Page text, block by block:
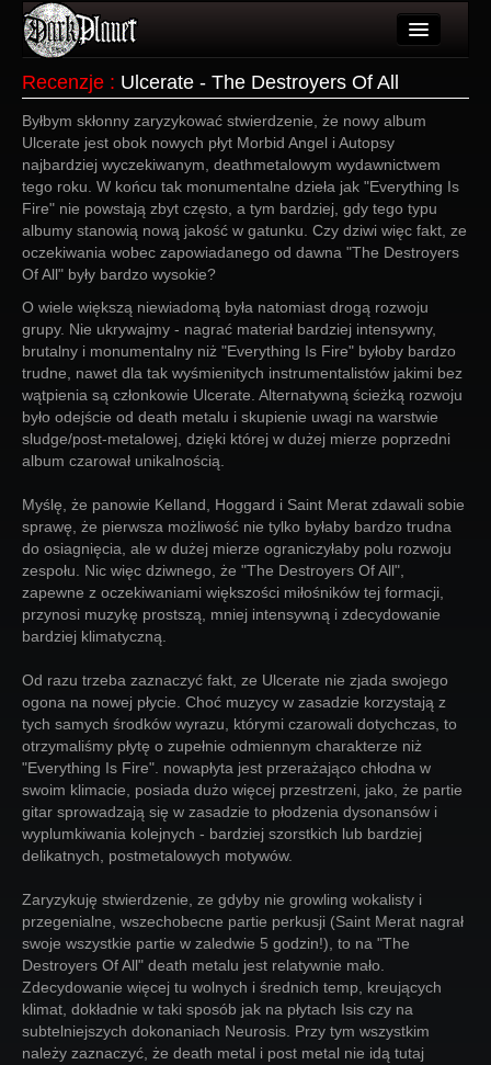
Wydarzenia
Galeria
Forum
Więcej
Login
Recenzje : Ulcerate - The Destroyers Of All
Byłbym skłonny zaryzykować stwierdzenie, że nowy album
Ulcerate jest obok nowych płyt Morbid Angel i Autopsy
najbardziej wyczekiwanym, deathmetalowym wydawnictwem
tego roku. W końcu tak monumentalne dzieła jak "Everything Is
Fire" nie powstają zbyt często, a tym bardziej, gdy tego typu
albumy stanowią nową jakość w gatunku. Czy dziwi więc fakt, ze
oczekiwania wobec zapowiadanego od dawna "The Destroyers
Of All" były bardzo wysokie?
O wiele większą niewiadomą była natomiast drogą rozwoju
grupy. Nie ukrywajmy - nagrać materiał bardziej intensywny,
brutalny i monumentalny niż "Everything Is Fire" byłoby bardzo
trudne, nawet dla tak wyśmienitych instrumentalistów jakimi bez
wątpienia są członkowie Ulcerate. Alternatywną ścieżką rozwoju
było odejście od death metalu i skupienie uwagi na warstwie
sludge/post-metalowej, dzięki której w dużej mierze poprzedni
album czarował unikalnością.
Myślę, że panowie Kelland, Hoggard i Saint Merat zdawali sobie
sprawę, że pierwsza możliwość nie tylko byłaby bardzo trudna
do osiagnięcia, ale w dużej mierze ograniczyłaby polu rozwoju
zespołu. Nic więc dziwnego, że "The Destroyers Of All",
zapewne z oczekiwaniami większości miłośników tej formacji,
przynosi muzykę prostszą, mniej intensywną i zdecydowanie
bardziej klimatyczną.
Od razu trzeba zaznaczyć fakt, ze Ulcerate nie zjada swojego
ogona na nowej płycie. Choć muzycy w zasadzie korzystają z
tych samych środków wyrazu, którymi czarowali dotychczas, to
otrzymaliśmy płytę o zupełnie odmiennym charakterze niż
"Everything Is Fire". nowapłyta jest przerażająco chłodna w
swoim klimacie, posiada dużo więcej przestrzeni, jako, że partie
gitar sprowadzają się w zasadzie to płodzenia dysonansów i
wyplumkiwania kolejnych - bardziej szorstkich lub bardziej
delikatnych, postmetalowych motywów.
Zaryzykuję stwierdzenie, ze gdyby nie growling wokalisty i
przegenialne, wszechobecne partie perkusji (Saint Merat nagrał
swoje wszystkie partie w zaledwie 5 godzin!), to na "The
Destroyers Of All" death metalu jest relatywnie mało.
Zdecydowanie więcej tu wolnych i średnich temp, kreujących
klimat, dokładnie w taki sposób jak na płytach Isis czy na
subtelniejszych dokonaniach Neurosis. Przy tym wszystkim
należy zaznaczyć, że death metal i post metal nie idą tutaj